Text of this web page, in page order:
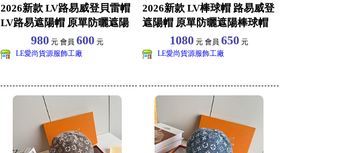
2026新款 LV路易威登貝雷帽
LV路易遮陽帽 原單防曬遮陽
棒球帽批
980元 會員 600元
LE愛尚貨源服飾工廠
2026新款 LV棒球帽 路易威登
遮陽帽 原單防曬遮陽棒球帽
批發 旅遊
1080元 會員 650元
LE愛尚貨源服飾工廠